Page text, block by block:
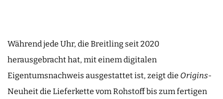
Während jede Uhr, die Breitling seit 2020
herausgebracht hat, mit einem digitalen
Eigentumsnachweis ausgestattet ist, zeigt die Origins-
Neuheit die Lieferkette vom Rohstoff bis zum fertigen